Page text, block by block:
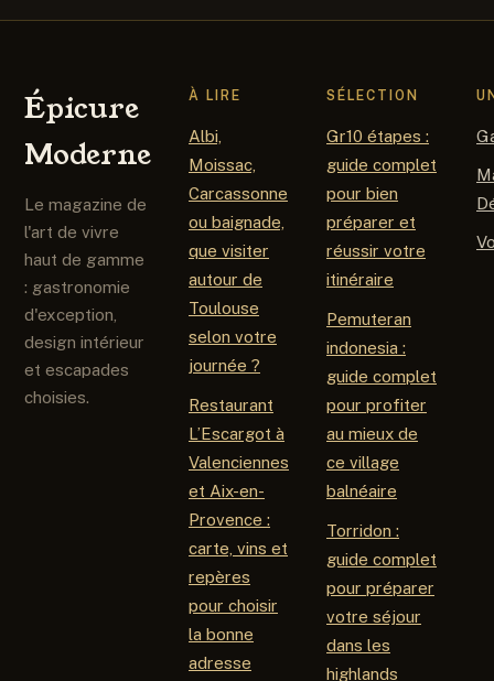
Épicure
Moderne
Le magazine de
l'art de vivre
haut de gamme
: gastronomie
d'exception,
design intérieur
et escapades
choisies.
À LIRE
Albi,
Moissac,
Carcassonne
ou baignade,
que visiter
autour de
Toulouse
selon votre
journée ?
Restaurant
L’Escargot à
Valenciennes
et Aix-en-
Provence :
carte, vins et
repères
pour choisir
la bonne
adresse
SÉLECTION
Gr10 étapes :
guide complet
pour bien
préparer et
réussir votre
itinéraire
Pemuteran
indonesia :
guide complet
pour profiter
au mieux de
ce village
balnéaire
Torridon :
guide complet
pour préparer
votre séjour
dans les
highlands